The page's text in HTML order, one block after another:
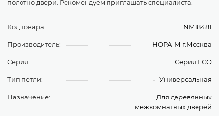
полотно двери. Рекомендуем приглашать специалиста.
Код товара: NM18481
Производитель: НОРА-М г.Москва
Серия: Серия ECO
Тип петли: Универсальная
Назначение:
Для деревянных
межкомнатных дверей